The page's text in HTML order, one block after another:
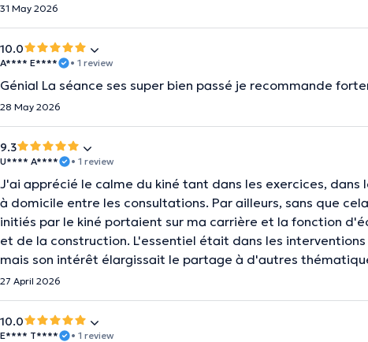
31 May 2026
10.0
A**** E**** • 1 review
Génial La séance ses super bien passé je recommande
28 May 2026
9.3
U**** A**** • 1 review
J'ai apprécié le calme du kiné tant dans les exercices,
à domicile entre les consultations. Par ailleurs, sans que
initiés par le kiné portaient sur ma carrière et la fonction
et de la construction. L'essentiel était dans les
mais son intérêt élargissait le partage à d'autres
27 April 2026
10.0
E**** T**** • 1 review